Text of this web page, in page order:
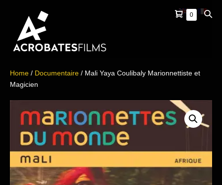
content
Shopping
0Items
Home / Documentaire / Mali Yaya Coulibaly Marionnettiste et
Magicien